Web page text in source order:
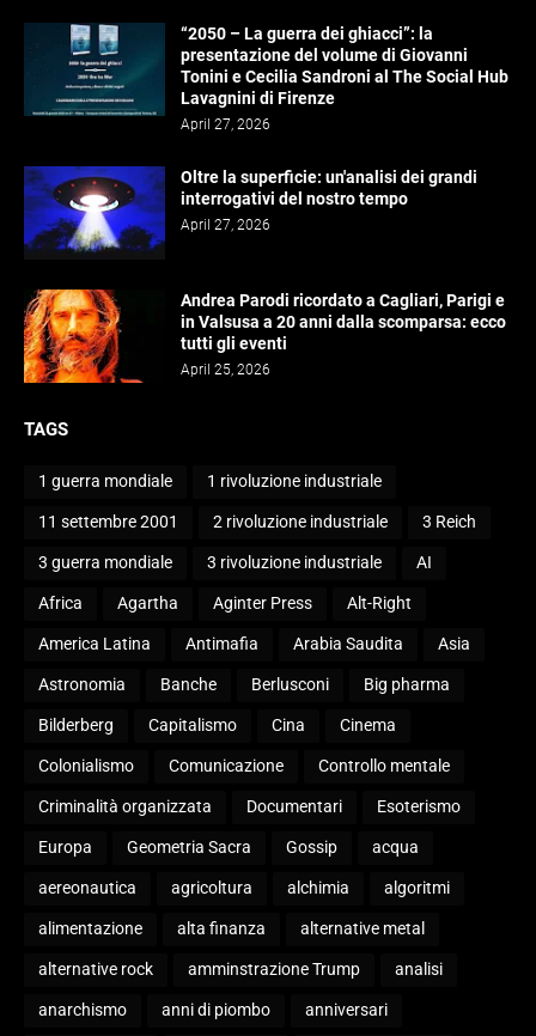
“2050 – La guerra dei ghiacci”: la
presentazione del volume di Giovanni
Tonini e Cecilia Sandroni al The Social Hub
Lavagnini di Firenze
April 27, 2026
Oltre la superficie: un'analisi dei grandi
interrogativi del nostro tempo
April 27, 2026
Andrea Parodi ricordato a Cagliari, Parigi e
in Valsusa a 20 anni dalla scomparsa: ecco
tutti gli eventi
April 25, 2026
TAGS
1 guerra mondiale 1 rivoluzione industriale
11 settembre 2001 2 rivoluzione industriale 3 Reich
3 guerra mondiale 3 rivoluzione industriale AI
Africa Agartha Aginter Press Alt-Right
America Latina Antimafia Arabia Saudita Asia
Astronomia Banche Berlusconi Big pharma
Bilderberg Capitalismo Cina Cinema
Colonialismo Comunicazione Controllo mentale
Criminalità organizzata Documentari Esoterismo
Europa Geometria Sacra Gossip acqua
aereonautica agricoltura alchimia algoritmi
alimentazione alta finanza alternative metal
alternative rock amminstrazione Trump analisi
anarchismo anni di piombo anniversari